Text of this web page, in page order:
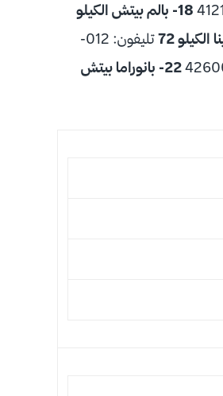
18- بالم بيتش الكيلو
تليفون: 012-
22- بانوراما بيتش